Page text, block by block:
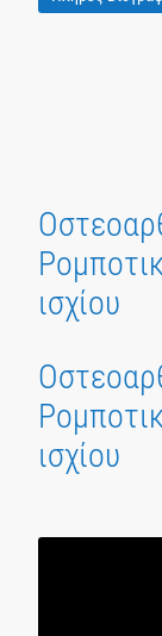
ισχίου
ισχίου